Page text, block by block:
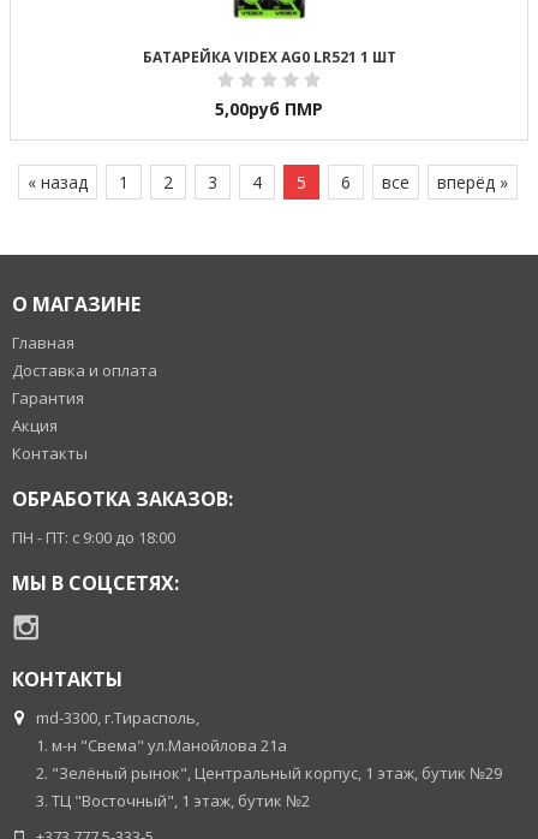
БАТАРЕЙКА VIDEX AG0 LR521 1 ШТ
5,00руб ПМР
« назад 1 2 3 4 5 6 все вперёд »
О МАГАЗИНЕ
Главная
Доставка и оплата
Гарантия
Акция
Контакты
ОБРАБОТКА ЗАКАЗОВ:
ПН - ПТ: с 9:00 до 18:00
МЫ В СОЦСЕТЯХ:
КОНТАКТЫ
md-3300, г.Тирасполь,
1. м-н "Свема" ул.Манойлова 21а
2. "Зелёный рынок", Центральный корпус, 1 этаж, бутик №29
3. ТЦ "Восточный", 1 этаж, бутик №2